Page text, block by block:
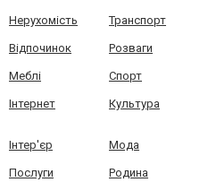
Нерухомість Транспорт
Відпочинок Розваги
Меблі Спорт
Інтернет Культура
Інтер'єр Мода
Послуги Родина